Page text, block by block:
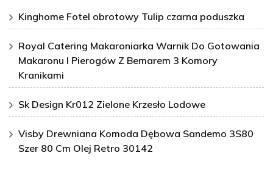
Kinghome Fotel obrotowy Tulip czarna poduszka
Royal Catering Makaroniarka Warnik Do Gotowania
Makaronu I Pierogów Z Bemarem 3 Komory
Kranikami
Sk Design Kr012 Zielone Krzesło Lodowe
Visby Drewniana Komoda Dębowa Sandemo 3S80
Szer 80 Cm Olej Retro 30142